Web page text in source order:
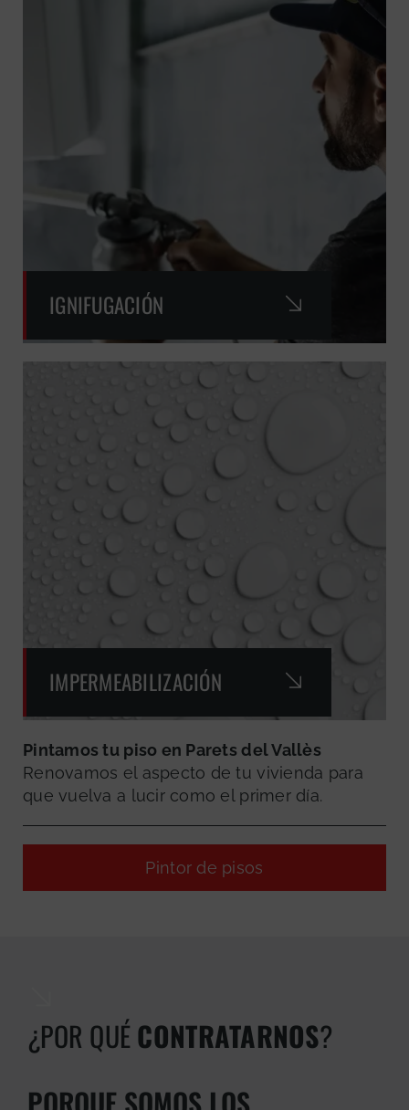
IGNIFUGACIÓN
IMPERMEABILIZACIÓN
Pintamos tu piso en Parets del Vallès
Renovamos el aspecto de tu vivienda para
que vuelva a lucir como el primer día.
Pintor de pisos
¿POR QUÉ CONTRATARNOS?
GRATUITA